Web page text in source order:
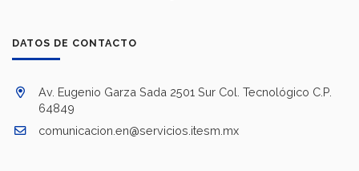
DATOS DE CONTACTO
Av. Eugenio Garza Sada 2501 Sur Col. Tecnológico C.P.
64849
comunicacion.en@servicios.itesm.mx